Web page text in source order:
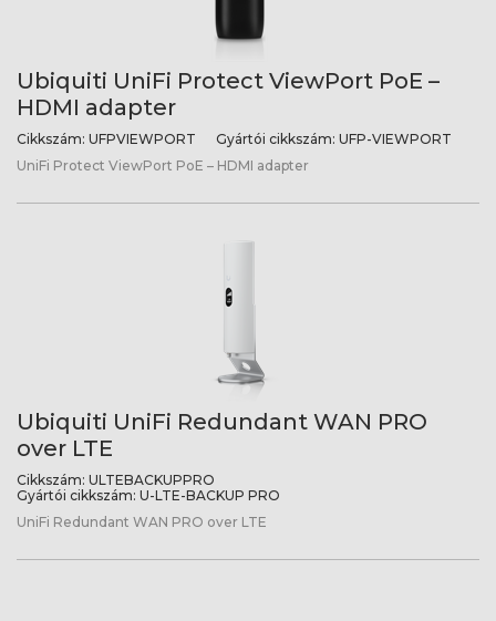
Ubiquiti UniFi Protect ViewPort PoE –
HDMI adapter
Cikkszám: UFPVIEWPORT Gyártói cikkszám: UFP-VIEWPORT
UniFi Protect ViewPort PoE – HDMI adapter
Ubiquiti UniFi Redundant WAN PRO
over LTE
Cikkszám: ULTEBACKUPPRO
Gyártói cikkszám: U-LTE-BACKUP PRO
UniFi Redundant WAN PRO over LTE